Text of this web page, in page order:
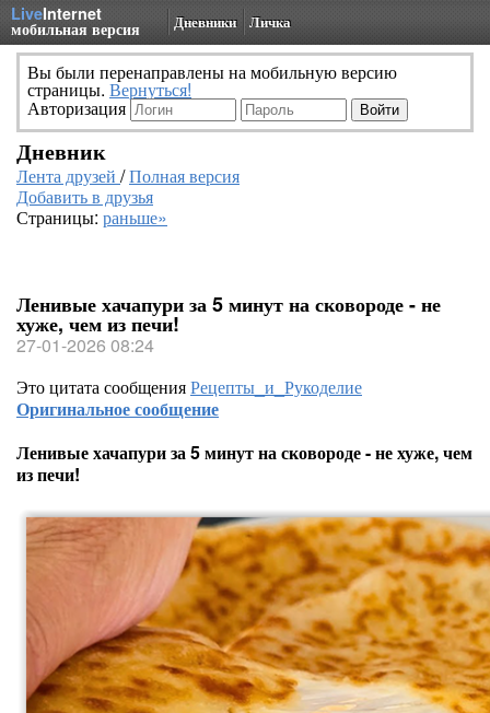
LiveInternet
мобильная версия Дневники Личка
Вы были перенаправлены на мобильную версию
страницы. Вернуться!
Авторизация
Дневник
Лента друзей /Полная версия
Добавить в друзья
Страницы: раньше»
Ленивые хачапури за 5 минут на сковороде - не
хуже, чем из печи!
27-01-2026 08:24
Это цитата сообщенияРецепты_и_Рукоделие
Оригинальное сообщение
Ленивые хачапури за 5 минут на сковороде - не хуже, чем
из печи!